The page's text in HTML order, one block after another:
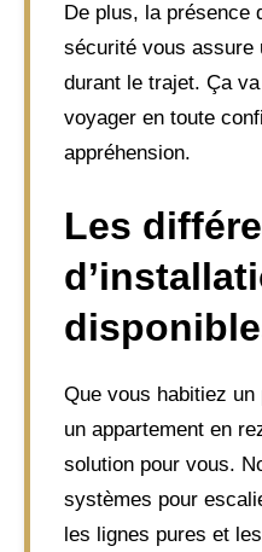
De plus, la présence
sécurité vous assure
durant le trajet. Ça
voyager en toute
appréhension.
Les
Que vous habitiez
un appartement en
solution pour vous.
systèmes pour
les lignes pures et